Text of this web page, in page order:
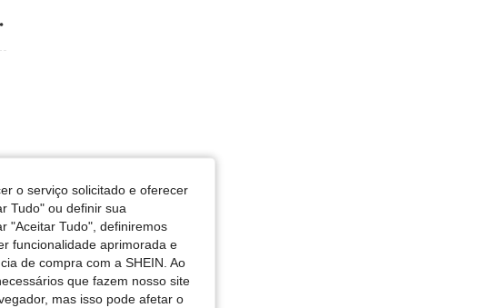
o serviço solicitado e oferecer
Tudo" ou definir sua
"Aceitar Tudo", definiremos
funcionalidade aprimorada e
de compra com a SHEIN. Ao
que fazem nosso site
mas isso pode afetar o